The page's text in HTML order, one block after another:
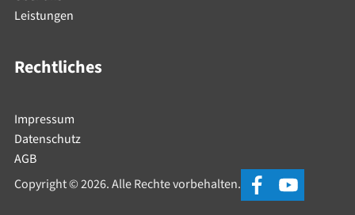
Leistungen
Rechtliches
Impressum
Datenschutz
AGB
Copyright © 2026. Alle Rechte vorbehalten.